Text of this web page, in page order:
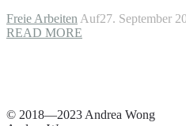
Freie Arbeiten Auf27. September
READ MORE
© 2018—2023 Andrea Wong